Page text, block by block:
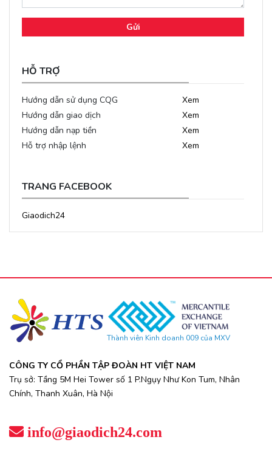
Gửi
HỖ TRỢ
Hướng dẫn sử dụng CQG
Xem
Hướng dẫn giao dịch
Xem
Hướng dẫn nạp tiền
Xem
Hỗ trợ nhập lệnh
Xem
TRANG FACEBOOK
Giaodich24
Thành viên Kinh doanh 009 của MXV
CÔNG TY CỔ PHẦN TẬP ĐOÀN HT VIỆT NAM
Trụ sở: Tầng 5M Hei Tower số 1 P.Ngụy Như Kon Tum, Nhân
Chính, Thanh Xuân, Hà Nội
info@giaodich24.com